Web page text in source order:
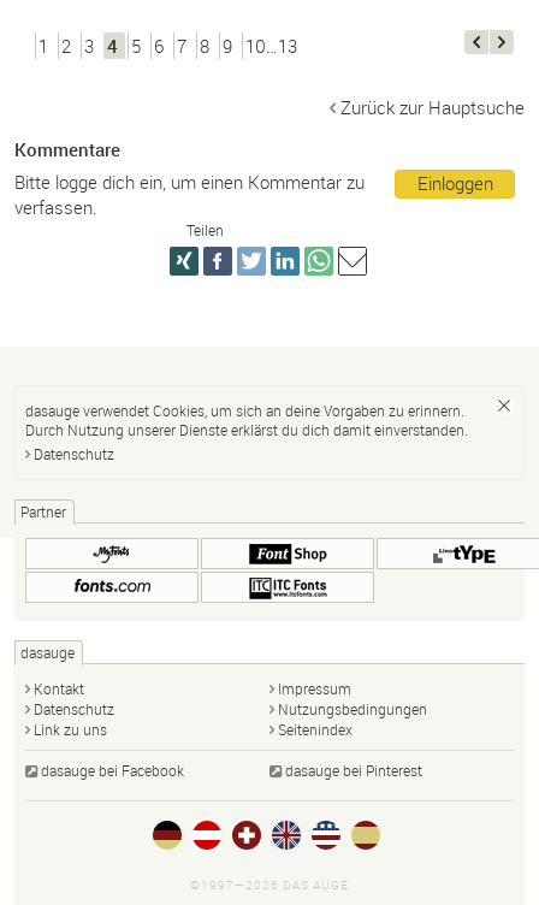
1 2 3 4 5 6 7 8 9 10…13
Zurück zur Hauptsuche
Kommentare
Einloggen
Bitte logge dich ein, um einen Kommentar zu
verfassen.
Teilen
dasauge verwendet Cookies, um sich an deine Vorgaben zu erinnern.
Durch Nutzung unserer Dienste erklärst du dich damit einverstanden.
Datenschutz
Partner
dasauge
Kontakt
Impressum
Datenschutz
Nutzungsbedingungen
Link zu uns
Seitenindex
dasauge bei Facebook dasauge bei Pinterest
©1997—2026 DAS AUGE